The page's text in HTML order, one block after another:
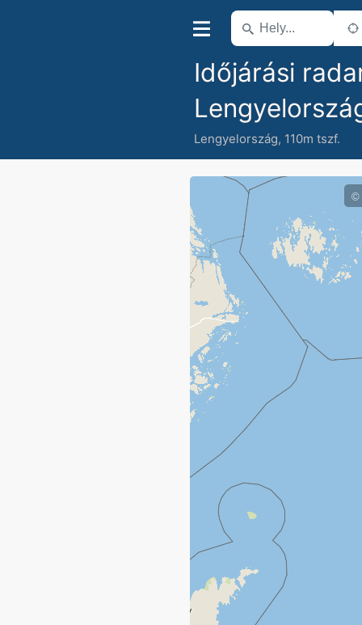
Időjárási
Lengyelország, 110m tszf.
©